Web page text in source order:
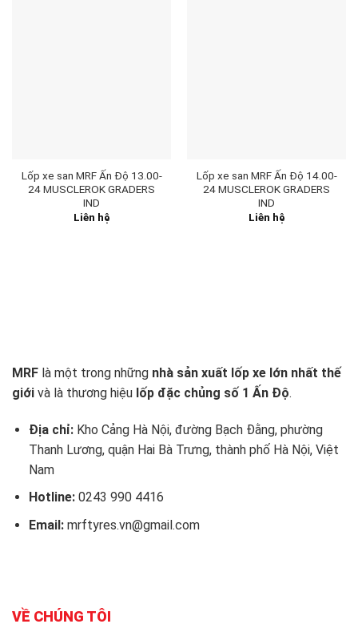
Lốp xe san MRF Ấn Độ 13.00-
24 MUSCLEROK GRADERS
IND
Liên hệ
Lốp xe san MRF Ấn Độ 14.00-
24 MUSCLEROK GRADERS
IND
Liên hệ
MRF là một trong những nhà sản xuất lốp xe lớn nhất thế
giới và là thương hiệu lốp đặc chủng số 1 Ấn Độ.
Địa chỉ:Kho Cảng Hà Nội, đường Bạch Đằng, phường
Thanh Lương, quận Hai Bà Trưng, thành phố Hà Nội, Việt
Nam
Hotline: 0243 990 4416
Email: mrftyres.vn@gmail.com
VỀ CHÚNG TÔI